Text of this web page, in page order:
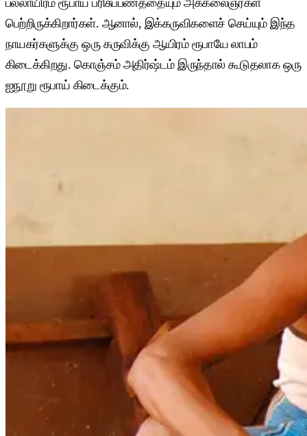
பெற்றிருக்கிறார்கள். ஆனால், இக்கருவிகளைச் செய்யும் இந்த
நாயகர்களுக்கு ஒரு கருவிக்கு ஆயிரம் ரூபாயே லாபம்
கிடைக்கிறது. கொஞ்சம் அதிர்ஷ்டம் இருந்தால் கூடுதலாக ஒரு
ஐநூறு ரூபாய் கிடைக்கும்.